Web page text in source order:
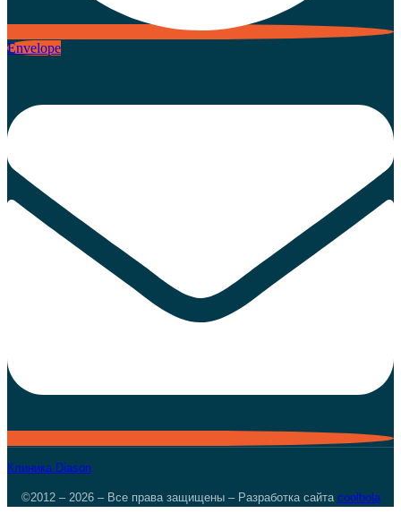
Envelope
Клиника Diason
©2012 – 2026 – Все права защищены – Разработка сайта coolbola